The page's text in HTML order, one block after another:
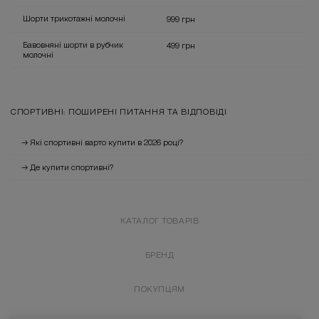
Шорти трикотажні молочні 999 грн
Бавовняні шорти в рубчик
молочні
499 грн
СПОРТИВНІ: ПОШИРЕНІ ПИТАННЯ ТА ВІДПОВІДІ
→ Які спортивні варто купити в 2026 році?
→ Де купити спортивні?
КАТАЛОГ ТОВАРІВ
БРЕНД
ПОКУПЦЯМ